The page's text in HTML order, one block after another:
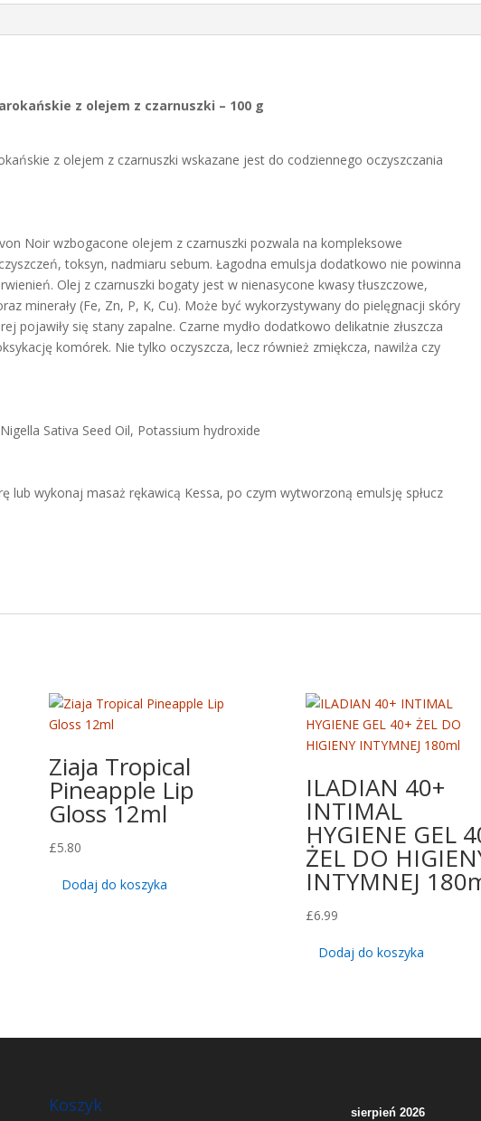
olejem
100
z olejem z czarnuszki – 100 g
z olejem z czarnuszki wskazane jest do codziennego oczyszczania
Noir wzbogacone olejem z czarnuszki pozwala na kompleksowe
toksyn, nadmiaru sebum. Łagodna emulsja dodatkowo nie powinna
Olej z czarnuszki bogaty jest w nienasycone kwasy tłuszczowe,
minerały (Fe, Zn, P, K, Cu). Może być wykorzystywany do pielęgnacji skóry
pojawiły się stany zapalne. Czarne mydło dodatkowo delikatnie złuszcza
komórek. Nie tylko oczyszcza, lecz również zmiękcza, nawilża czy
Sativa Seed Oil, Potassium hydroxide
lub wykonaj masaż rękawicą Kessa, po czym wytworzoną emulsję spłucz
Ziaja Tropical
Pineapple Lip
Gloss 12ml
£5.80
Dodaj do koszyka
ILADIAN 40+
INTIMAL
HYGIENE GEL
ŻEL DO
INTYMNEJ
£6.99
Dodaj do koszyka
Koszyk sierpień 2026